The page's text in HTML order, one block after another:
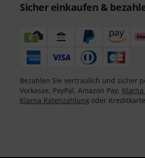
Sicher einkaufen &
Bezahlen Sie vertraulich und sicher
Vorkasse, PayPal, Amazon Pay,
Klarna Ratenzahlung oder